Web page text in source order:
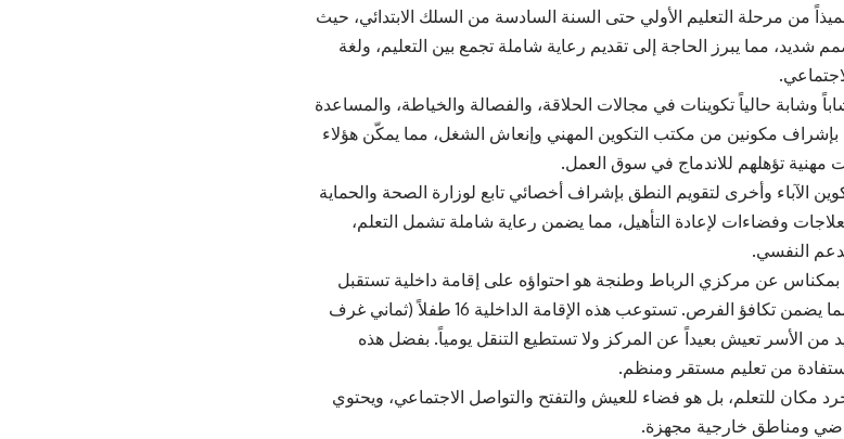
المركز الجديد الدعم لـ56 تلميذاً من مرحلة التعليم الأولي حتى السنة السادسة من السلك الابتدائي، حيث
شديد، مما يبرز الحاجة إلى تقديم رعاية شاملة تجمع بين التعليم، ولغة
وشابة حالياً تكوينات في مجالات الحلاقة، والفصالة والخياطة، والمساعدة
مكونين من مكتب التكوين المهني وإنعاش الشغل، مما يمكّن هؤلاء
تؤهلهم للاندماج في سوق العمل.
الآباء وأخرى لتقويم النطق بإشراف أخصائي تابع لوزارة الصحة والحماية
وفضاءات لإعادة التأهيل، مما يضمن رعاية شاملة تشمل التعلم،
النفسي.
بمكناس عن مركزي الرباط وطنجة هو احتواؤه على إقامة داخلية تستقبل
الأطفال من الجماعات البعيدة، مما يضمن تكافؤ الفرص. تستوعب هذه الإقامة الداخلية 16 طفلاً (ثماني غرف
من الأسر تعيش بعيداً عن المركز ولا تستطيع التنقل يومياً. بفضل هذه
من تعليم مستقر ومنظم.
مكان للتعلم، بل هو فضاء للعيش والتفتح والتواصل الاجتماعي، ويحتوي
ومناطق خارجية مجهزة.